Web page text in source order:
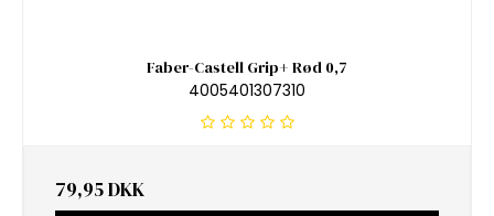
Faber-Castell Grip+ Rød 0,7
4005401307310
79,95 DKK